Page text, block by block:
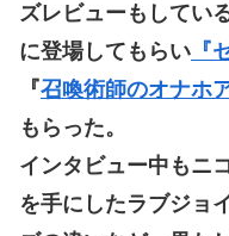
ズレビューもしてい
に登場してもらい 『
『召喚術師のオナホ
もらった。
インタビュー中もニ
を手にしたラブジョ